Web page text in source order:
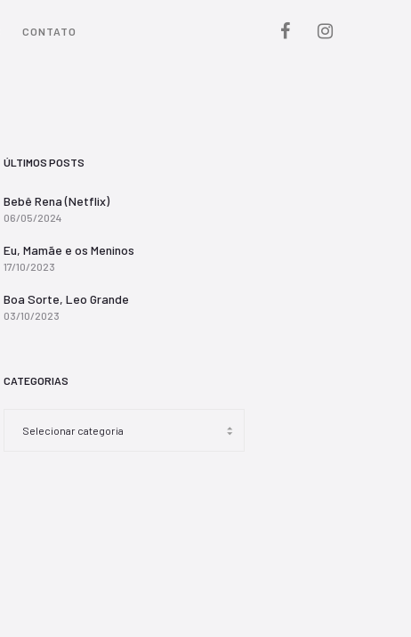
CONTATO
ÚLTIMOS POSTS
Bebê Rena (Netflix)
06/05/2024
Eu, Mamãe e os Meninos
17/10/2023
Boa Sorte, Leo Grande
03/10/2023
CATEGORIAS